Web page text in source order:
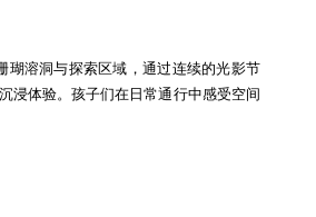
瑚溶洞与探索区域，通过连续的光影节
浸体验。孩子们在日常通行中感受空间